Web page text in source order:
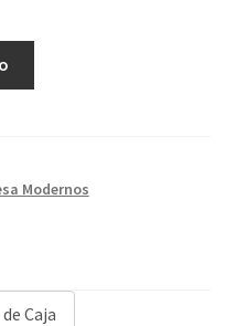
Modernos
Caja